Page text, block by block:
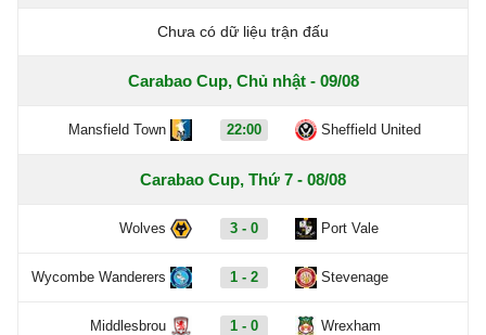
Chưa có dữ liệu trận đấu
Carabao Cup, Chủ nhật - 09/08
Mansfield Town 22:00 Sheffield United
Carabao Cup, Thứ 7 - 08/08
Wolves 3 - 0 Port Vale
Wycombe Wanderers 1 - 2 Stevenage
Middlesbrou 1 - 0 Wrexham